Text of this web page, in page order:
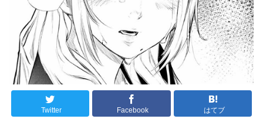
Twitter Facebook はてブ